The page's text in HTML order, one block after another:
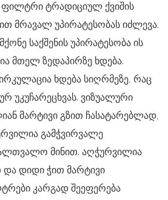
ფილტრი ტრადიციულ ქვიშის
მრავალ უპირატესობას იძლევა.
საქშენის უპირატესობა ის
მთელ ზედაპირზე ხდება.
ხდება სიღრმეზე, რაც
უკუჩარეცხვას. ვიზუალური
მარტივი გზით ჩასატარებლად,
გამჭვირვალე
მინით. აღჭურვილია
დიდი ჭით მარტივი
კარგად შეეფერება